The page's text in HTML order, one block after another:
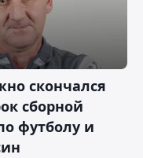
скончался
сборной
футболу и